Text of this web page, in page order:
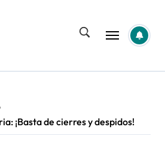
¡Basta de cierres y despidos!